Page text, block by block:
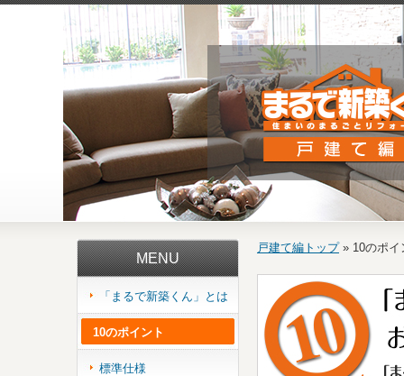
MENU
「まるで新築くん」とは
10のポイント
標準仕様
戸建て編トップ» 10のポイ